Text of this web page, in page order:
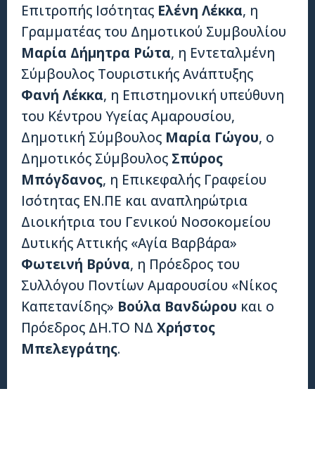
Επιτροπής Ισότητας Ελένη Λέκκα, η
Γραμματέας του Δημοτικού Συμβουλίου
Μαρία Δήμητρα Ρώτα, η Εντεταλμένη
Σύμβουλος Τουριστικής Ανάπτυξης
Φανή Λέκκα, η Επιστημονική υπεύθυνη
του Κέντρου Υγείας Αμαρουσίου,
Δημοτική Σύμβουλος Μαρία Γώγου, ο
Δημοτικός Σύμβουλος Σπύρος
Μπόγδανος, η Επικεφαλής Γραφείου
Ισότητας ΕΝ.ΠΕ και αναπληρώτρια
Διοικήτρια του Γενικού Νοσοκομείου
Δυτικής Αττικής «Αγία Βαρβάρα»
Φωτεινή Βρύνα, η Πρόεδρος του
Συλλόγου Ποντίων Αμαρουσίου «Νίκος
Καπετανίδης» Βούλα Βανδώρου και ο
Πρόεδρος ΔΗ.ΤΟ ΝΔ Χρήστος
Μπελεγράτης.